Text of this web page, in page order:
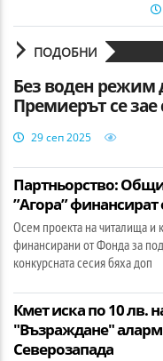
ПОДОБНИ
Без воден режим
Премиерът се зае
29 сеп 2025
Партньорство:
”Агора”
Осем проекта на читалища и
финансирани от Фонда за
конкурсната сесия бяха доп
Кмет иска по 10 лв.
"Възраждане"
Северозапада